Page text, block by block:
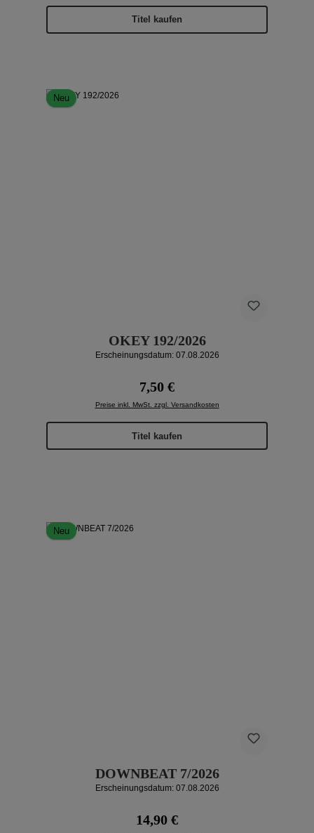
Titel kaufen
Neu
OKEY 192/2026
Erscheinungsdatum: 07.08.2026
Regulärer Preis:
7,50 €
Preise inkl. MwSt. zzgl. Versandkosten
Titel kaufen
Neu
DOWNBEAT 7/2026
Erscheinungsdatum: 07.08.2026
Regulärer Preis:
14,90 €